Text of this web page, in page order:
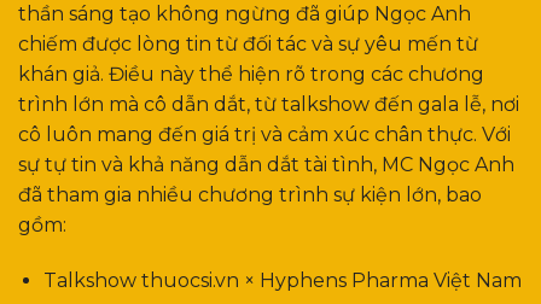
thần sáng tạo không ngừng đã giúp Ngọc Anh
chiếm được lòng tin từ đối tác và sự yêu mến từ
khán giả. Điều này thể hiện rõ trong các chương
trình lớn mà cô dẫn dắt, từ talkshow đến gala lễ, nơi
cô luôn mang đến giá trị và cảm xúc chân thực. Với
sự tự tin và khả năng dẫn dắt tài tình, MC Ngọc Anh
đã tham gia nhiều chương trình sự kiện lớn, bao
gồm:
Talkshow thuocsi.vn × Hyphens Pharma Việt Nam